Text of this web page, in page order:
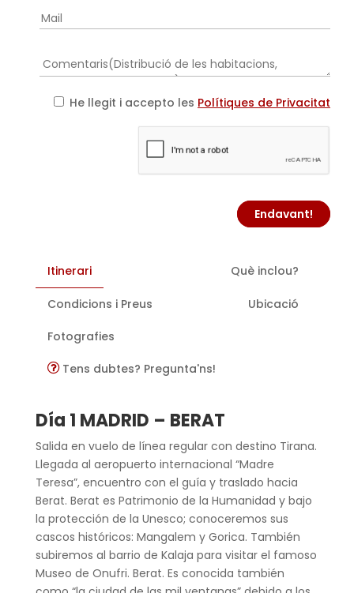
He llegit i accepto les Polítiques de Privacitat
Endavant!
Itinerari Què inclou?
Condicions i Preus Ubicació
Fotografies
Tens dubtes? Pregunta'ns!
Día 1 MADRID – BERAT
Salida en vuelo de línea regular con destino Tirana.
Llegada al aeropuerto internacional “Madre
Teresa”, encuentro con el guía y traslado hacia
Berat. Berat es Patrimonio de la Humanidad y bajo
la protección de la Unesco; conoceremos sus
cascos históricos: Mangalem y Gorica. También
subiremos al barrio de Kalaja para visitar el famoso
Museo de Onufri. Berat. Es conocida también